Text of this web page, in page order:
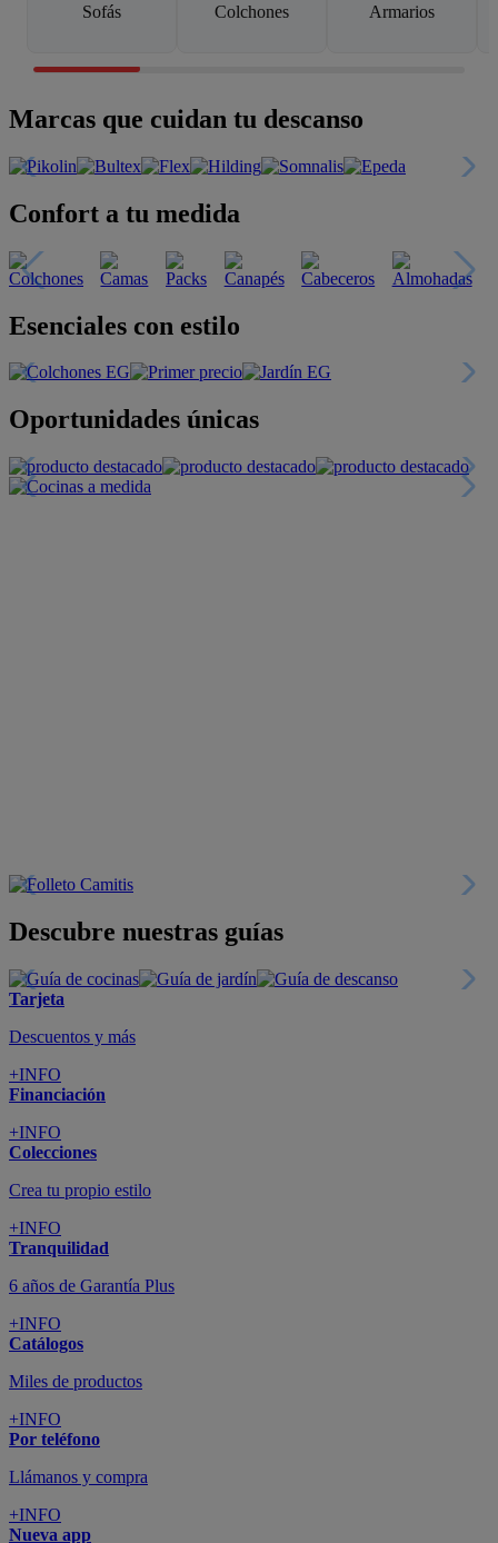
Sofás Colchones Armarios
Marcas que cuidan tu descanso
Confort a tu medida
Esenciales con estilo
Oportunidades únicas
Descubre nuestras guías
Tarjeta
Descuentos y más
+INFO
Financiación
+INFO
Colecciones
Crea tu propio estilo
+INFO
Tranquilidad
6 años de Garantía Plus
+INFO
Catálogos
Miles de productos
+INFO
Por teléfono
Llámanos y compra
+INFO
Nueva app